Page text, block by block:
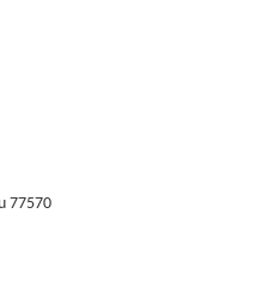
77570